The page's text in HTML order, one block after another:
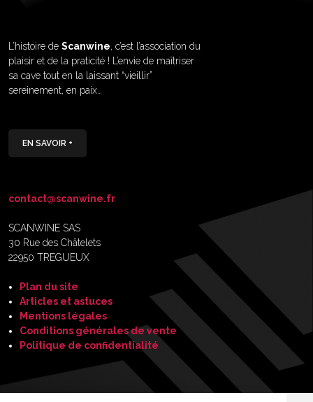
L’histoire de Scanwine, c’est l’association du
plaisir et de la praticité ! L’envie de maîtriser
sa cave tout en la laissant “vieillir”
sereinement, en paix…
EN SAVOIR +
contact@scanwine.fr
SCANWINE SAS
30 Rue des Châtelets
22950 TREGUEUX
Plan du site
Articles et astuces
Mentions légales
Conditions générales de vente
Politique de confidentialité